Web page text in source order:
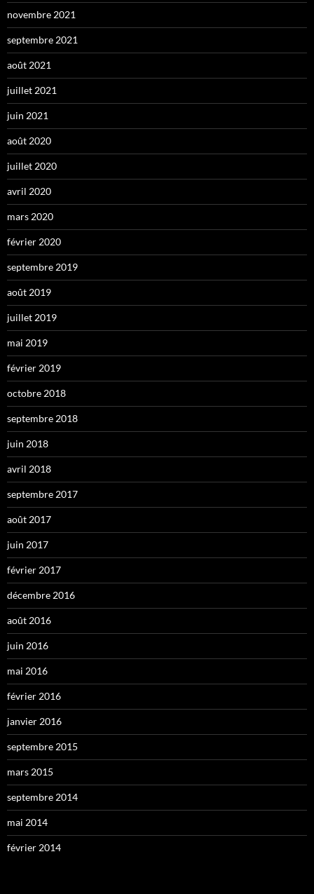
novembre 2021
septembre 2021
août 2021
juillet 2021
juin 2021
août 2020
juillet 2020
avril 2020
mars 2020
février 2020
septembre 2019
août 2019
juillet 2019
mai 2019
février 2019
octobre 2018
septembre 2018
juin 2018
avril 2018
septembre 2017
août 2017
juin 2017
février 2017
décembre 2016
août 2016
juin 2016
mai 2016
février 2016
janvier 2016
septembre 2015
mars 2015
septembre 2014
mai 2014
février 2014